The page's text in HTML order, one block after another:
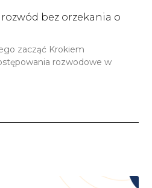
bez orzekania o
zacząć Krokiem
rozwodowe w